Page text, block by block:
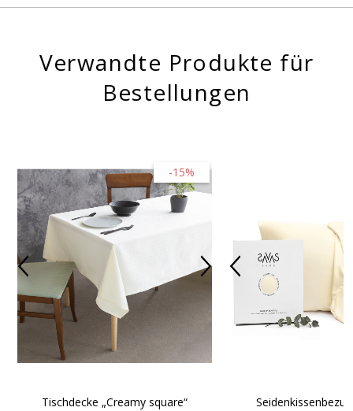
Verwandte Produkte für
Bestellungen
-15%
Tischdecke „Creamy square“